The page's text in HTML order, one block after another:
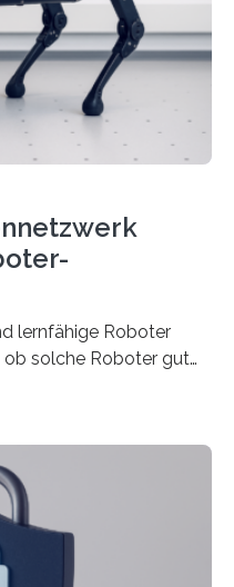
aus. Da KI-Modelle
Datenmengen
Bedarf an neuen
lernfähige Roboter
ob solche Roboter gut
Skłodowska-Curie
werden sich
insgesamt 15
CAVECORE mit
– also mit Robotern,
erfassen,